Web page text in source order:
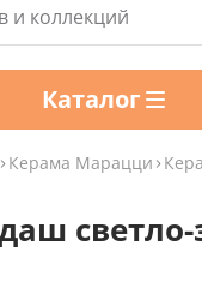
Каталог
Керама Марацци